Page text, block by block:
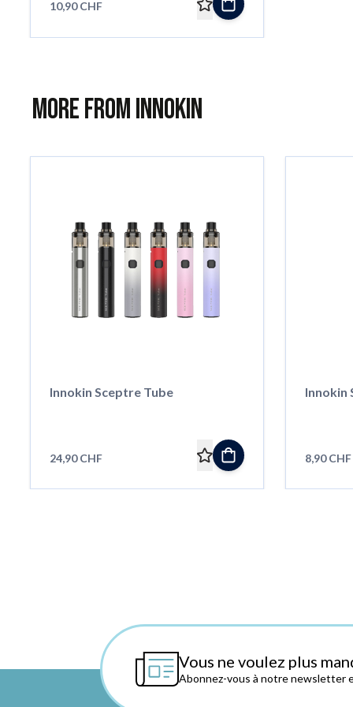
10,90 CHF
More from Innokin
Innokin Sceptre Tube
24,90 CHF
Innokin
8,90 CHF
Vous ne voulez plus
Abonnez-vous à notre newsletter